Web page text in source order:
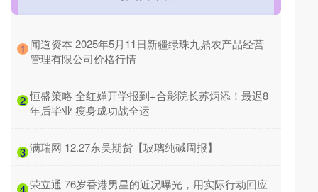
1 ​闻道资本 2025年5月11日新疆绿珠九鼎农产品经营
管理有限公司价格行情
2 ​恒盛策略 全红婵开学报到+合影院长苏炳添！最迟8
年后毕业 瘦身成功战全运
3 ​满瑞网 12.27东吴期货【玻璃纯碱周报】
4 ​荣立通 76岁香港男星的近况曝光，用实际行动回应